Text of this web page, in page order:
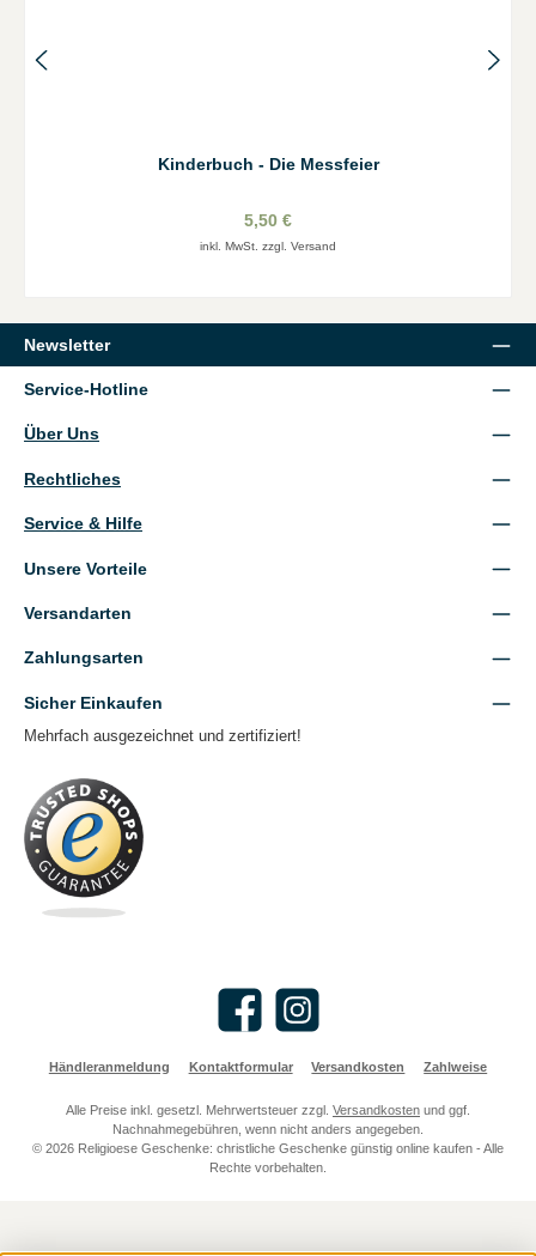
Kinderbuch - Die Messfeier
5,50 €
inkl. MwSt. zzgl. Versand
Newsletter
Service-Hotline
Über Uns
Rechtliches
Service & Hilfe
Unsere Vorteile
Versandarten
Zahlungsarten
Sicher Einkaufen
Mehrfach ausgezeichnet und zertifiziert!
Facebook Instagram
Händleranmeldung Kontaktformular Versandkosten Zahlweise
Alle Preise inkl. gesetzl. Mehrwertsteuer zzgl. Versandkosten und ggf.
Nachnahmegebühren, wenn nicht anders angegeben.
© 2026 Religioese Geschenke: christliche Geschenke günstig online kaufen - Alle
Rechte vorbehalten.